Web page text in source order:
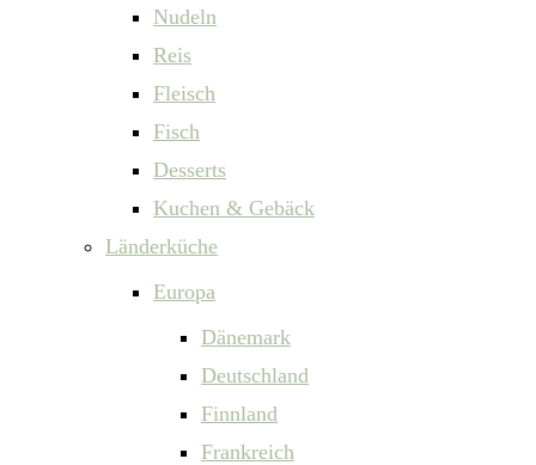
Nudeln
Reis
Fleisch
Fisch
Desserts
Kuchen & Gebäck
Länderküche
Europa
Dänemark
Deutschland
Finnland
Frankreich